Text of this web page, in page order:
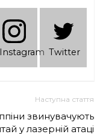
Instagram Twitter
Наступна стаття
звинувачують
у лазерній атаці